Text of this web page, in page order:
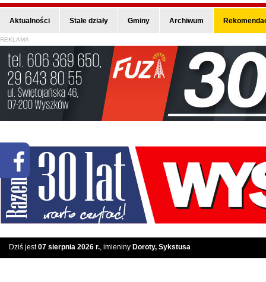
Aktualności Stałe działy Gminy Archiwum
REKLAMA
Dziś jest07 sierpnia 2026 r., imieniny Doroty, Sykstusa